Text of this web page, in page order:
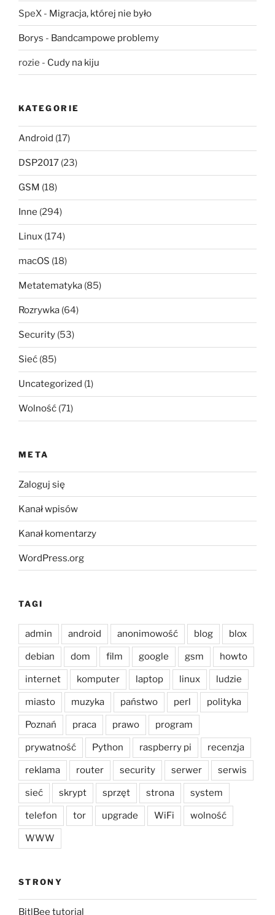
SpeX - Migracja, której nie było
Borys - Bandcampowe problemy
rozie - Cudy na kiju
KATEGORIE
Android (17)
DSP2017 (23)
GSM (18)
Inne (294)
Linux (174)
macOS (18)
Metatematyka (85)
Rozrywka (64)
Security (53)
Sieć (85)
Uncategorized (1)
Wolność (71)
META
Zaloguj się
Kanał wpisów
Kanał komentarzy
WordPress.org
TAGI
admin android anonimowość blog blox
debian dom film google gsm howto
internet komputer laptop linux ludzie
miasto muzyka państwo perl polityka
Poznań praca prawo program
prywatność Python raspberry pi recenzja
reklama router security serwer serwis
sieć skrypt sprzęt strona system
telefon tor upgrade WiFi wolność
WWW
STRONY
BitlBee tutorial